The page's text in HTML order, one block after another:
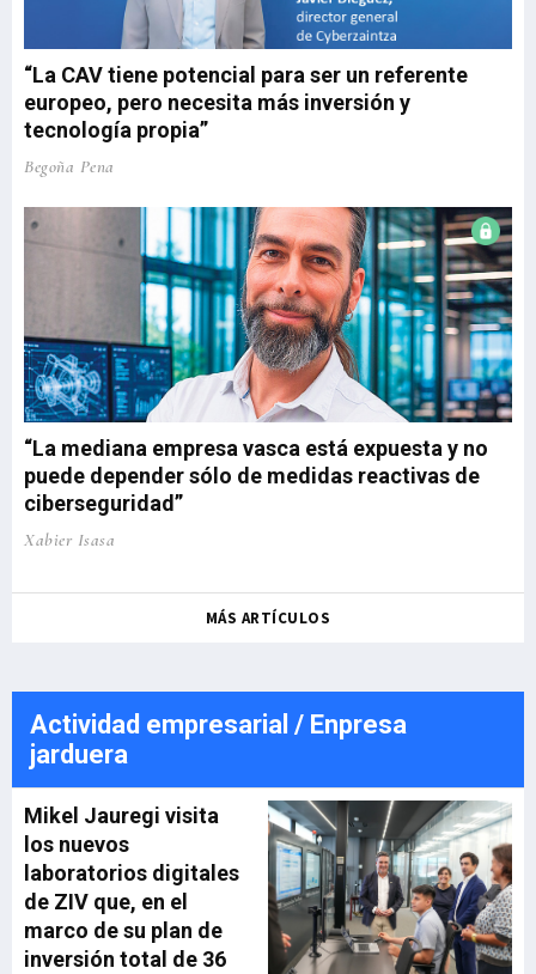
“La CAV tiene potencial para ser un referente
europeo, pero necesita más inversión y
tecnología propia”
Begoña Pena
“La mediana empresa vasca está expuesta y no
puede depender sólo de medidas reactivas de
ciberseguridad”
Xabier Isasa
MÁS ARTÍCULOS
Actividad empresarial / Enpresa
jarduera
Mikel Jauregi visita
los nuevos
laboratorios digitales
de ZIV que, en el
marco de su plan de
inversión total de 36